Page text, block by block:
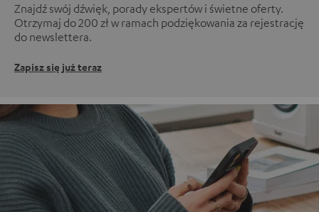
Znajdź swój dźwięk, porady ekspertów i świetne oferty.
Otrzymaj do 200 zł w ramach podziękowania za rejestrację
do newslettera.
Zapisz się już teraz